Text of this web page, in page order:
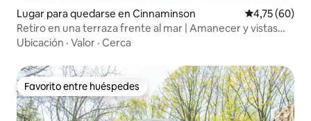
Lugar para quedarse en Cinnaminson Calificación
4,75 (60)
Retiro en una terraza frente al mar | Amanecer y vistas
tranquilas
Ubicación · Valor · Cerca
Favorito entre huéspedes
Favorito entre huéspedes